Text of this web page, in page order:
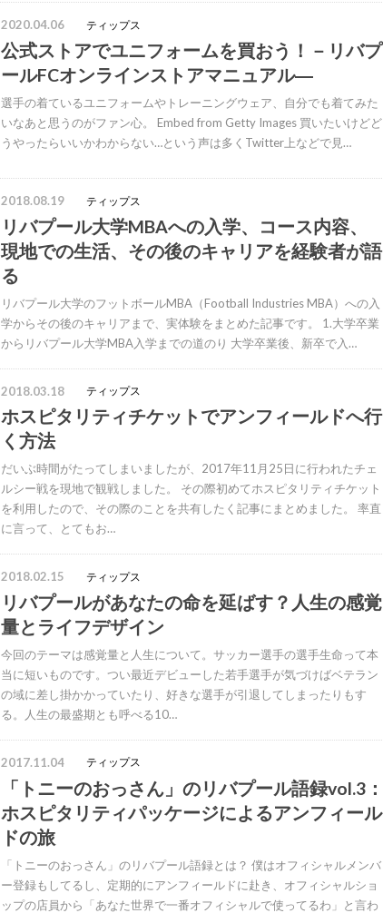
2020.04.06 ティップス
公式ストアでユニフォームを買おう！－リバプ
ールFCオンラインストアマニュアル―
選手の着ているユニフォームやトレーニングウェア、自分でも着てみた
いなあと思うのがファン心。 Embed from Getty Images 買いたいけどど
うやったらいいかわからない…という声は多くTwitter上などで見…
2018.08.19 ティップス
リバプール大学MBAへの入学、コース内容、
現地での生活、その後のキャリアを経験者が語
る
リバプール大学のフットボールMBA（Football Industries MBA）への入
学からその後のキャリアまで、実体験をまとめた記事です。 1.大学卒業
からリバプール大学MBA入学までの道のり 大学卒業後、新卒で入…
2018.03.18 ティップス
ホスピタリティチケットでアンフィールドへ行
く方法
だいぶ時間がたってしまいましたが、2017年11月25日に行われたチェ
ルシー戦を現地で観戦しました。 その際初めてホスピタリティチケット
を利用したので、その際のことを共有したく記事にまとめました。 率直
に言って、とてもお…
2018.02.15 ティップス
リバプールがあなたの命を延ばす？人生の感覚
量とライフデザイン
今回のテーマは感覚量と人生について。サッカー選手の選手生命って本
当に短いものです。つい最近デビューした若手選手が気づけばベテラン
の域に差し掛かかっていたり、好きな選手が引退してしまったりもす
る。人生の最盛期とも呼べる10…
2017.11.04 ティップス
「トニーのおっさん」のリバプール語録vol.3：
ホスピタリティパッケージによるアンフィール
ドの旅
「トニーのおっさん」のリバプール語録とは？ 僕はオフィシャルメンバ
ー登録もしてるし、定期的にアンフィールドに赴き、オフィシャルショ
ップの店員から「あなた世界で一番オフィシャルで使ってるわ」と言わ